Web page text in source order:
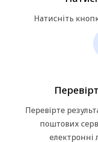
Натисніть
Перевірте
поштових
електронні